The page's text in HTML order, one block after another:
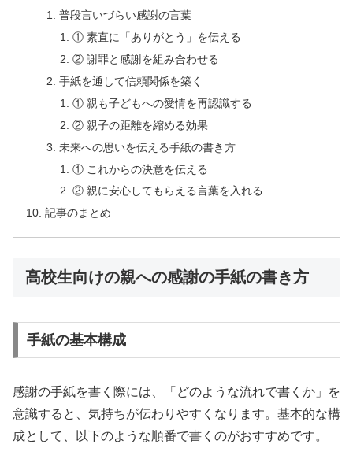
普段言いづらい感謝の言葉
① 素直に「ありがとう」を伝える
② 謝罪と感謝を組み合わせる
手紙を通して信頼関係を築く
① 親も子どもへの愛情を再認識する
② 親子の距離を縮める効果
未来への思いを伝える手紙の書き方
① これからの決意を伝える
② 親に安心してもらえる言葉を入れる
記事のまとめ
高校生向けの親への感謝の手紙の書き方
手紙の基本構成
感謝の手紙を書く際には、「どのような流れで書くか」を
意識すると、気持ちが伝わりやすくなります。基本的な構
成として、以下のような順番で書くのがおすすめです。